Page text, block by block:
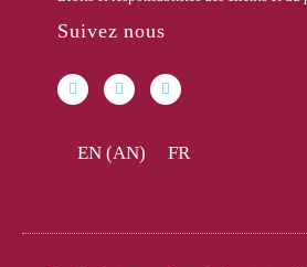
Suivez nous
EN (AN) FR